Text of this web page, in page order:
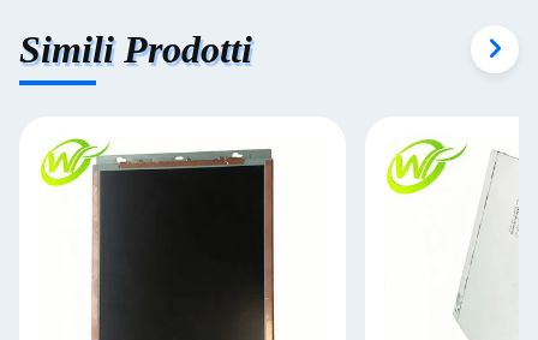
Simili Prodotti